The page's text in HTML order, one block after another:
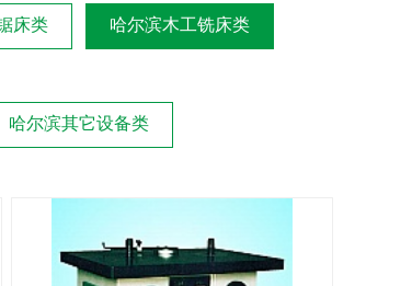
床类 哈尔滨木工铣床类
哈尔滨其它设备类